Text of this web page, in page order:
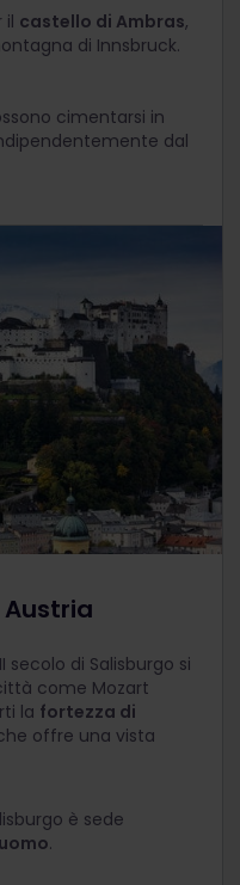
il castello di Ambras,
di Innsbruck.
cimentarsi in
dal
Austria
secolo di Salisburgo si
come Mozart
la fortezza di
offre una vista
è sede
.